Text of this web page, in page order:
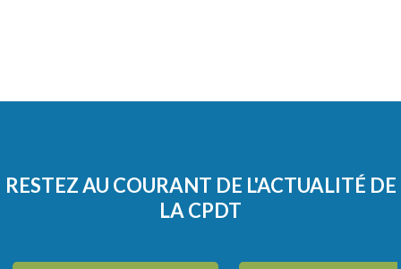
RESTEZ AU COURANT DE L'ACTUALITÉ DE
LA CPDT